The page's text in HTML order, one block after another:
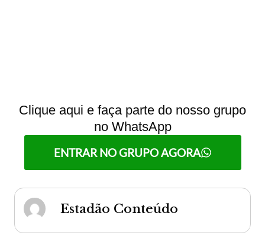
Clique aqui e faça parte do nosso grupo
no WhatsApp
ENTRAR NO GRUPO AGORA
Estadão Conteúdo